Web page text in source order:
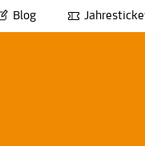
Blog